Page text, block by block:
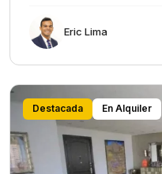
Eric Lima
Destacada En Alquiler